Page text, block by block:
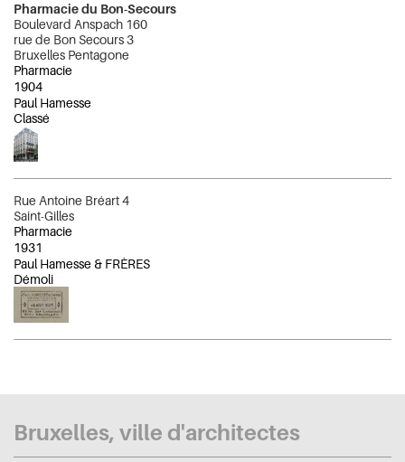
Pharmacie du Bon-Secours
Boulevard Anspach 160
rue de Bon Secours 3
Bruxelles Pentagone
Pharmacie
1904
Paul Hamesse
Classé
Rue Antoine Bréart 4
Saint-Gilles
Pharmacie
1931
Paul Hamesse & FRÈRES
Démoli
Bruxelles, ville d'architectes